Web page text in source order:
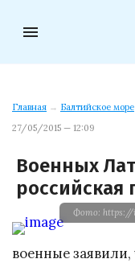
menu
Главная → Балтийское море
27/05/2015 — 12:09
Военных
российская
Фото: https://
военные